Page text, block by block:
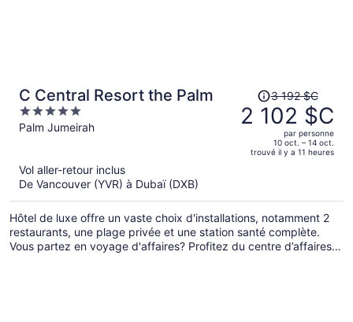
C Central Resort the Palm
5
out
Palm Jumeirah
prix
était
de 3 192 $C,
de 2 102 $C
par
personne.
3 192 $C
2 102 $C
par personne
10 oct. – 14 oct.
trouvé il y a 11 heures
Vol aller-retour inclus
De Vancouver (YVR) à Dubaï (DXB)
Hôtel de luxe offre un vaste choix d'installations, notamment 2
restaurants, une plage privée et une station santé complète.
Vous partez en voyage d'affaires? Profitez du centre d’affaires